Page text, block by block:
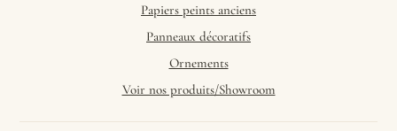
Papiers peints anciens
Panneaux décoratifs
Ornements
Voir nos produits/Showroom